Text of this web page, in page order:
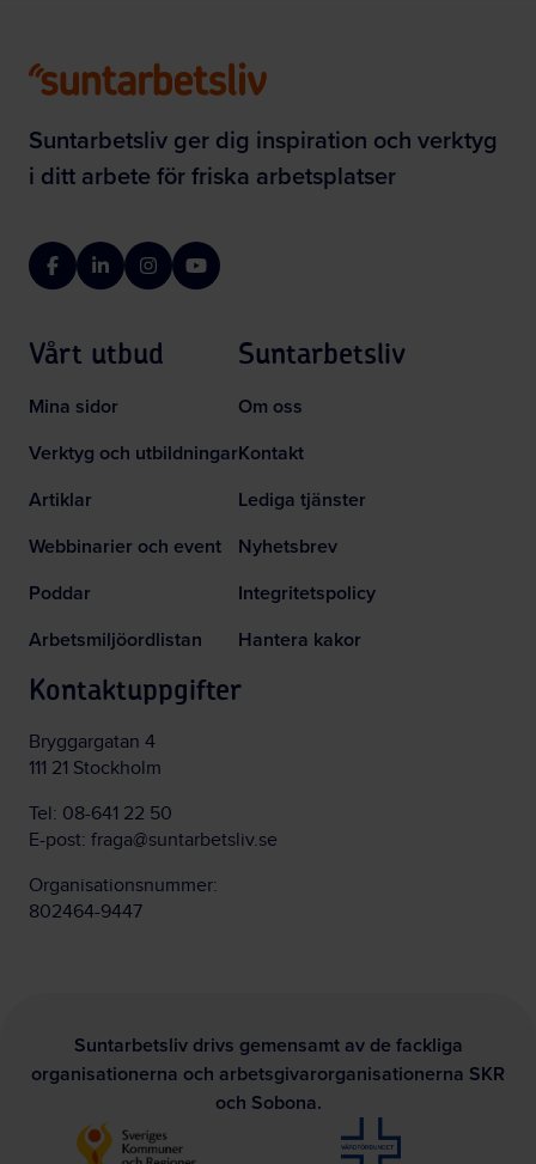
Suntarbetsliv ger dig inspiration och verktyg
i ditt arbete för friska arbetsplatser
FacebookLinkedInInstagramYouTube
Vårt utbud
Mina sidor
Verktyg och utbildningar
Artiklar
Webbinarier och event
Poddar
Arbetsmiljöordlistan
Suntarbetsliv
Om oss
Kontakt
Lediga tjänster
Nyhetsbrev
Integritetspolicy
Hantera kakor
Kontaktuppgifter
Bryggargatan 4
111 21 Stockholm
Tel: 08-641 22 50
E-post: fraga@suntarbetsliv.se
Organisationsnummer:
802464-9447
Suntarbetsliv drivs gemensamt av de fackliga
organisationerna och arbetsgivarorganisationerna SKR
och Sobona.